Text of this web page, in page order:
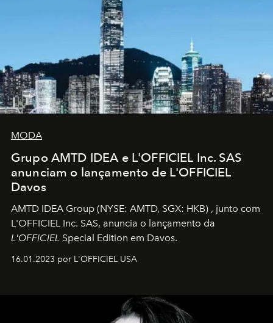
MODA
Grupo AMTD IDEA e L'OFFICIEL Inc. SAS
anunciam o lançamento de L'OFFICIEL
Davos
AMTD IDEA Group (NYSE: AMTD, SGX: HKB) , junto com
L'OFFICIEL Inc. SAS, anuncia o lançamento da
L'OFFICIEL Special Edition em Davos.
16.01.2023 por L'OFFICIEL USA